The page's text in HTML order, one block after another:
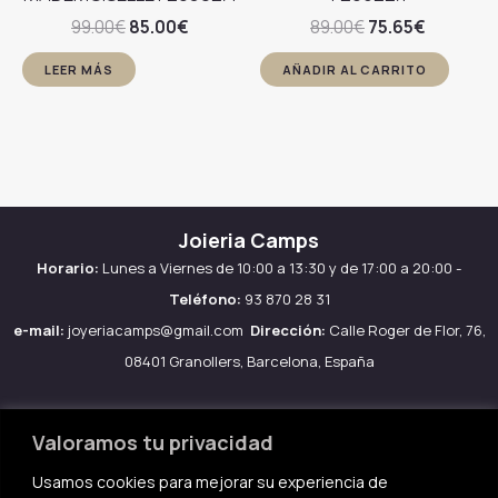
Valoramos tu privacidad
Usamos cookies para mejorar su experiencia de
99.00€El
original
era:
85.00€
LEER MÁS
89.00€El
precio
original
era:
75.65€
precio
actual
es:
AÑADIR AL CARRITO
Joieria Camps
Horario: Lunes a Viernes de 10:00 a 13:30 y de 17:00 a 20:00 -
Teléfono: 93 870 28 31
e-mail: joyeriacamps@gmail.com Dirección: Calle Roger de Flor, 76,
08401 Granollers, Barcelona, España